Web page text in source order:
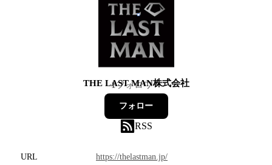
THE LAST MAN株式会社
1フォロワー
フォロー
RSS
URL
https://thelastman.jp/